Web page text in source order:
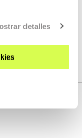
detalles